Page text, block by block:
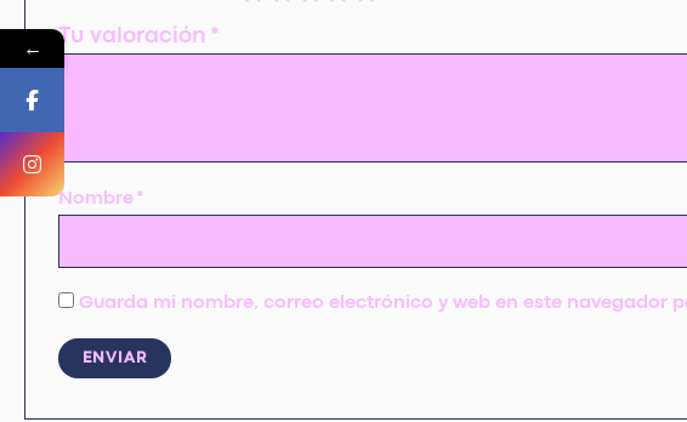
Tu valoración *
Nombre *
Guarda mi nombre, correo electrónico y web en este navegador
←